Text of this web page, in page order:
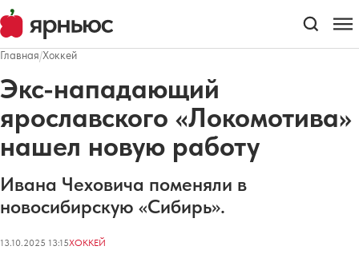
Главная/Хоккей
Экс-нападающий
ярославского «Локомотива»
нашел новую работу
Ивана Чеховича поменяли в
новосибирскую «Сибирь».
13.10.2025 13:15ХОККЕЙ